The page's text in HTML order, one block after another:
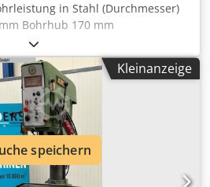
in Stahl (Durchmesser)
Bohrhub 170 mm
x 590 mm Drehzahl 130 - 1200
- 0,28 mm/U
4 Gesamtleistungsbedarf 1,8 kW
t Abmessungen L x B x H 1,2 x
mit: Dcedpewn T A Ujfx Ak Dek
Links-/Rechtslauf Fußschalter
Kleinanzeige
speichern